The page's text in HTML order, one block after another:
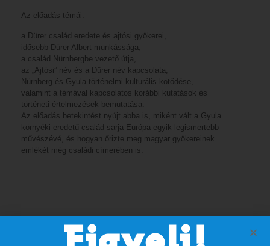
Az előadás témái:
a Dürer család eredete és ajtósi gyökerei,
idősebb Dürer Albert munkássága,
a család Nürnbergbe vezető útja,
az „Ajtósi” név és a Dürer név kapcsolata,
Nürnberg és Gyula történelmi-kulturális kötődése,
valamint a témával kapcsolatos korábbi kutatások és
történeti értelmezések bemutatása.
Az előadás betekintést nyújt abba is, miként vált a Gyula
környéki eredetű család sarja Európa egyik legismertebb
művészévé, és hogyan őrizte meg magyar gyökereinek
emlékét még családi címerében is.